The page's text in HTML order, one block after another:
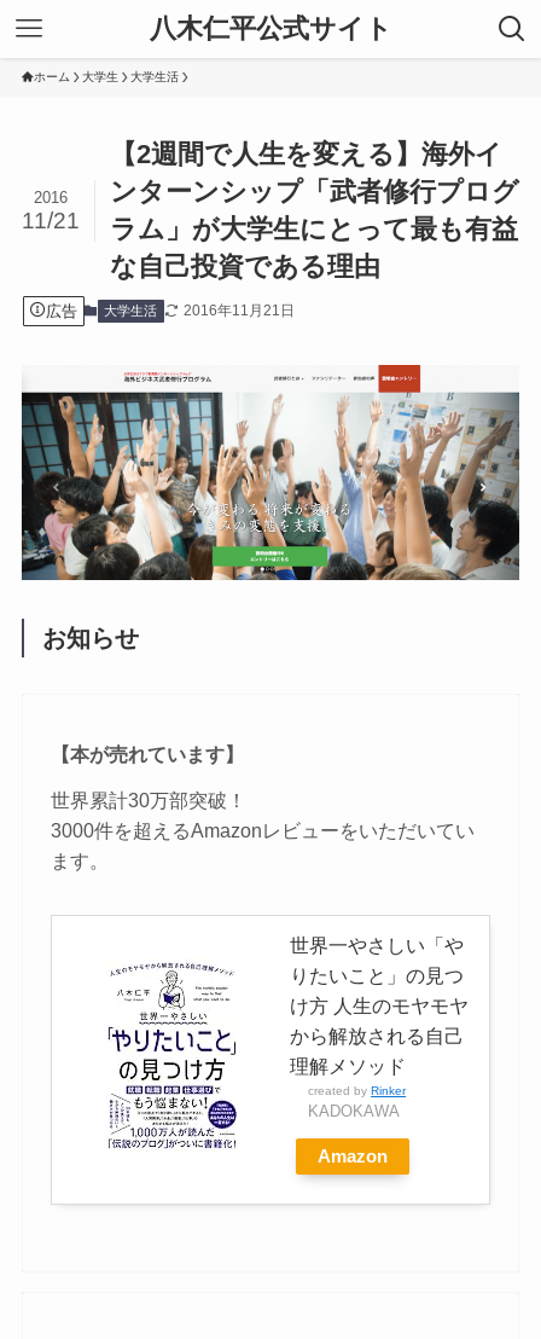
八木仁平公式サイト
ホーム 大学生 大学生活
【2週間で人生を変える】海外イ
ンターンシップ「武者修行プログ
ラム」が大学生にとって最も有益
な自己投資である理由
2016
11/21
広告 大学生活 2016年11月21日
お知らせ
【本が売れています】
世界累計30万部突破！
3000件を超えるAmazonレビューをいただいてい
ます。
世界一やさしい「や
りたいこと」の見つ
け方 人生のモヤモヤ
から解放される自己
理解メソッド
created byRinker
KADOKAWA
Amazon